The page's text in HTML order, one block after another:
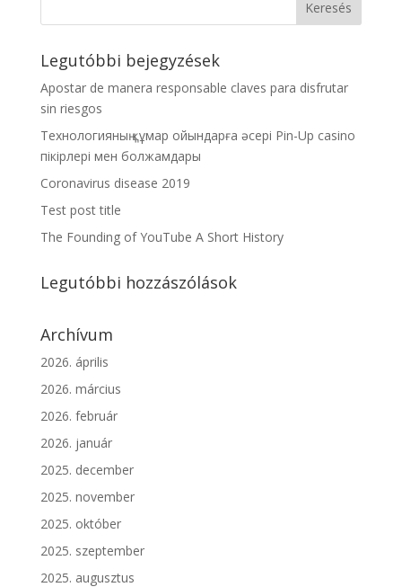
Legutóbbi bejegyzések
Apostar de manera responsable claves para disfrutar
sin riesgos
Технологияның құмар ойындарға әсері Pin-Up casino
пікірлері мен болжамдары
Coronavirus disease 2019
Test post title
The Founding of YouTube A Short History
Legutóbbi hozzászólások
Archívum
2026. április
2026. március
2026. február
2026. január
2025. december
2025. november
2025. október
2025. szeptember
2025. augusztus